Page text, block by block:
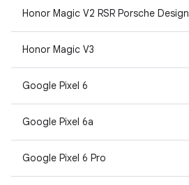
Honor Magic V2 RSR Porsche Design
Honor Magic V3
Google Pixel 6
Google Pixel 6a
Google Pixel 6 Pro